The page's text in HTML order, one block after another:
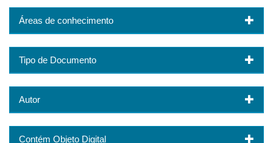
Áreas de conhecimento
Tipo de Documento
Autor
Contém Objeto Digital